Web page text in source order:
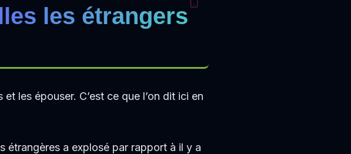
les étrangers
les épouser. C’est ce que l’on dit ici en
étrangères a explosé par rapport à il y a